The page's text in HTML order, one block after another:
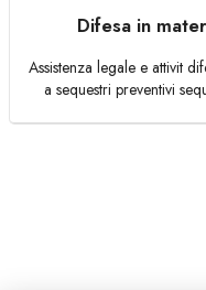
Difesa in
Assistenza legale e attivit
a sequestri preventivi